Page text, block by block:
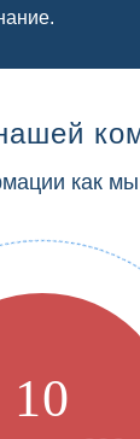
как
10